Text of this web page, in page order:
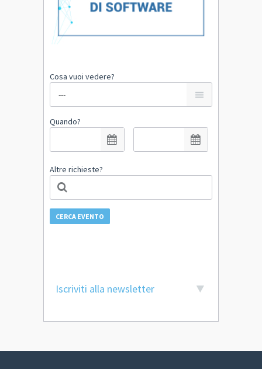
Cosa vuoi vedere?
Quando?
Altre richieste?
CERCA EVENTO
Iscriviti alla newsletter